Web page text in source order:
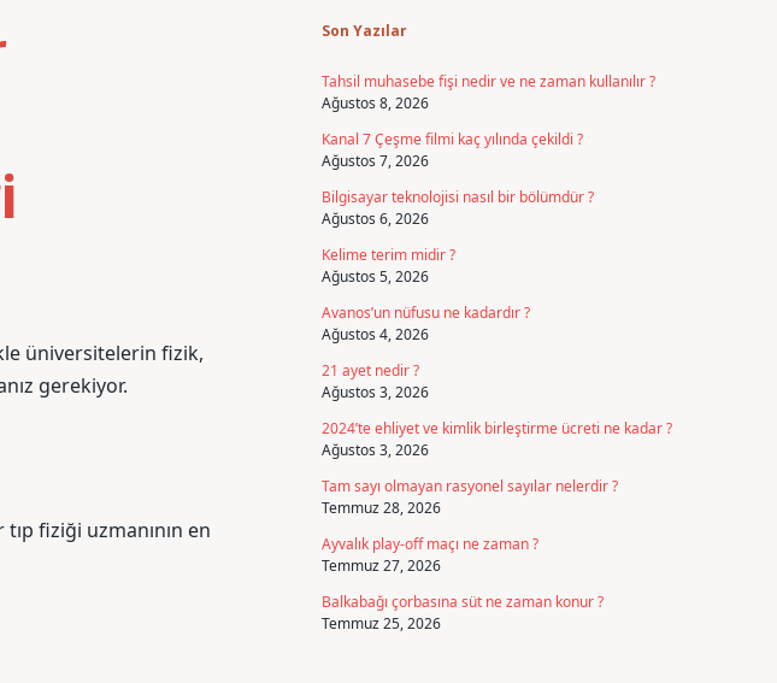
üniversitelerin fizik,
gerekiyor.
tıp fiziği uzmanının en
Son Yazılar
Tahsil muhasebe fişi nedir ve ne zaman kullanılır ?
Ağustos 8, 2026
Kanal 7 Çeşme filmi kaç yılında çekildi ?
Ağustos 7, 2026
Bilgisayar teknolojisi nasıl bir bölümdür ?
Ağustos 6, 2026
Kelime terim midir ?
Ağustos 5, 2026
Avanos’un nüfusu ne kadardır ?
Ağustos 4, 2026
21 ayet nedir ?
Ağustos 3, 2026
2024’te ehliyet ve kimlik birleştirme ücreti ne kadar ?
Ağustos 3, 2026
Tam sayı olmayan rasyonel sayılar nelerdir ?
Temmuz 28, 2026
Ayvalık play-off maçı ne zaman ?
Temmuz 27, 2026
Balkabağı çorbasına süt ne zaman konur ?
Temmuz 25, 2026